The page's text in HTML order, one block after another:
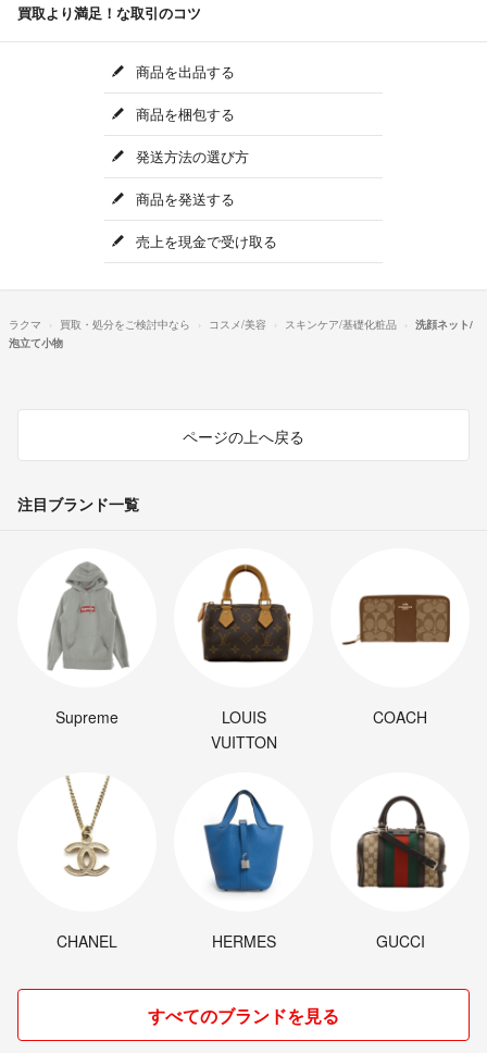
買取より満足！な取引のコツ
商品を出品する
商品を梱包する
発送方法の選び方
商品を発送する
売上を現金で受け取る
ラクマ 買取・処分をご検討中なら コスメ/美容 スキンケア/基礎化粧品
洗顔ネット/
泡立て小物
ページの上へ戻る
注目ブランド一覧
Supreme
LOUIS
VUITTON
COACH
CHANEL HERMES GUCCI
すべてのブランドを見る